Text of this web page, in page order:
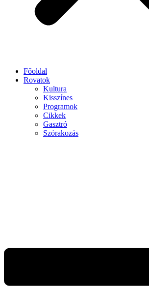
Főoldal
Rovatok
Kultura
Kisszínes
Programok
Cikkek
Gasztró
Szórakozás